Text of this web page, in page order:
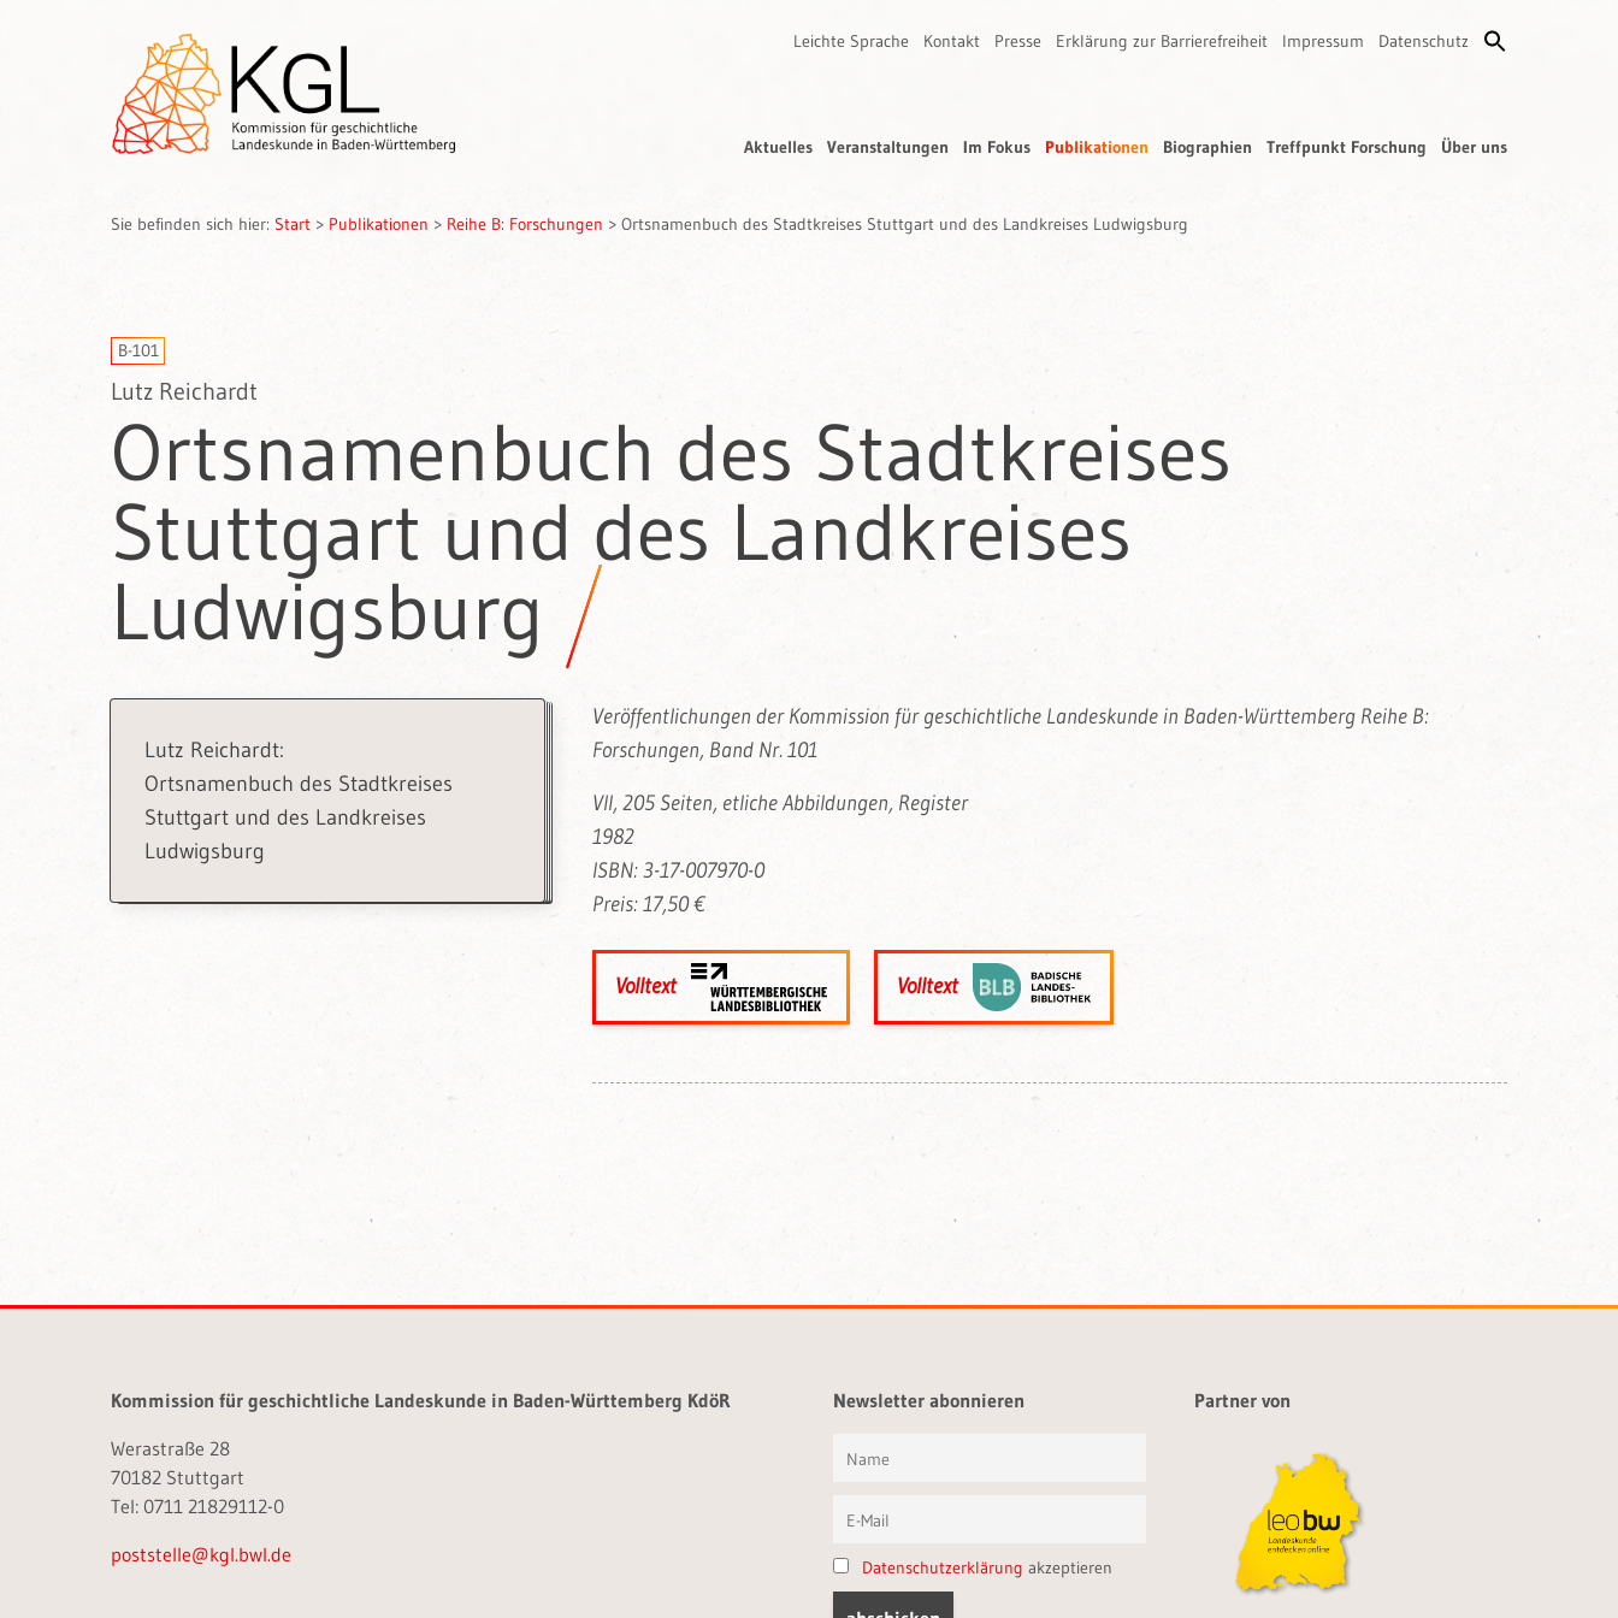
Leichte Sprache Kontakt Presse Erklärung zur Barrierefreiheit Impressum Datenschutz
Aktuelles Veranstaltungen Im Fokus Publikationen Biographien Treffpunkt Forschung Über uns
Sie befinden sich hier: Start > Publikationen > Reihe B: Forschungen > Ortsnamenbuch des Stadtkreises Stuttgart und des Landkreises Ludwigsburg
B-101
Lutz Reichardt
Ortsnamenbuch des Stadtkreises
Stuttgart und des Landkreises
Ludwigsburg
Lutz Reichardt:
Ortsnamenbuch des Stadtkreises
Stuttgart und des Landkreises
Ludwigsburg
Veröffentlichungen der Kommission für geschichtliche Landeskunde in Baden-Württemberg Reihe B:
Forschungen, Band Nr. 101
VII, 205 Seiten, etliche Abbildungen, Register
1982
ISBN: 3-17-007970-0
Preis: 17,50 €
Volltext Volltext
Kommission für geschichtliche Landeskunde in Baden-Württemberg KdöR
Werastraße 28
70182 Stuttgart
Tel: 0711 21829112-0
poststelle@kgl.bwl.de
Newsletter abonnieren
Datenschutzerklärung akzeptieren
Partner von